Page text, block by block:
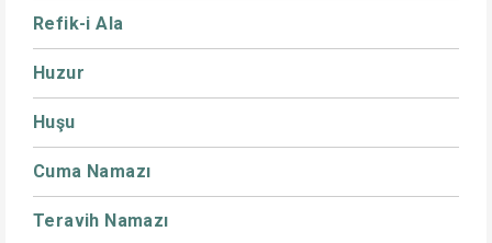
Refik-i Ala
Huzur
Huşu
Cuma Namazı
Teravih Namazı